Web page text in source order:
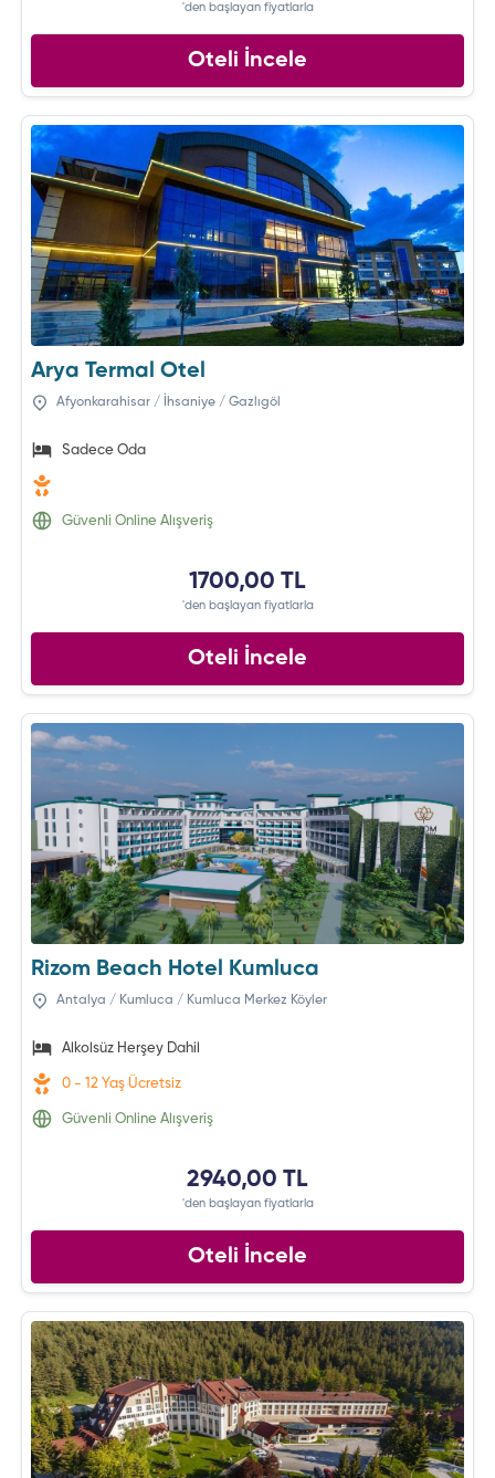
'den başlayan fiyatlarla
Oteli İncele
Arya Termal Otel
Afyonkarahisar / İhsaniye / Gazlıgöl
Sadece Oda
Güvenli Online Alışveriş
1700,00 TL
'den başlayan fiyatlarla
Oteli İncele
Rizom Beach Hotel Kumluca
Antalya / Kumluca / Kumluca Merkez Köyler
Alkolsüz Herşey Dahil
0 - 12 Yaş Ücretsiz
Güvenli Online Alışveriş
2940,00 TL
'den başlayan fiyatlarla
Oteli İncele